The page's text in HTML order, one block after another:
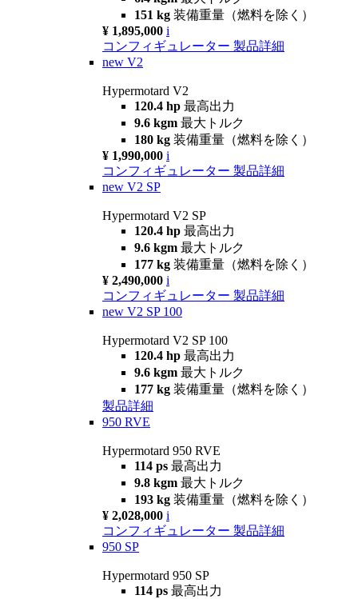
151 kg 装備重量（燃料を除く）
¥ 1,895,000 i
コンフィギュレーター 製品詳細
new V2
Hypermotard V2
120.4 hp 最高出力
9.6 kgm 最大トルク
180 kg 装備重量（燃料を除く）
¥ 1,990,000 i
コンフィギュレーター 製品詳細
new V2 SP
Hypermotard V2 SP
120.4 hp 最高出力
9.6 kgm 最大トルク
177 kg 装備重量（燃料を除く）
¥ 2,490,000 i
コンフィギュレーター 製品詳細
new V2 SP 100
Hypermotard V2 SP 100
120.4 hp 最高出力
9.6 kgm 最大トルク
177 kg 装備重量（燃料を除く）
製品詳細
950 RVE
Hypermotard 950 RVE
114 ps 最高出力
9.8 kgm 最大トルク
193 kg 装備重量（燃料を除く）
¥ 2,028,000 i
コンフィギュレーター 製品詳細
950 SP
Hypermotard 950 SP
114 ps 最高出力